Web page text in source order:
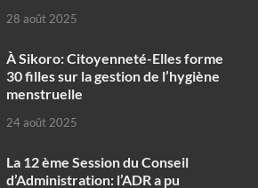
28 août 2025
À Sikoro: Citoyenneté-Elles forme
30 filles sur la gestion de l’hygiène
menstruelle
24 août 2025
La 12 ème Session du Conseil
d’Administration: l’ADR a pu